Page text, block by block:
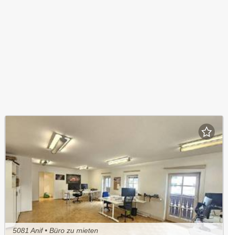
5081 Anif • Büro zu mieten